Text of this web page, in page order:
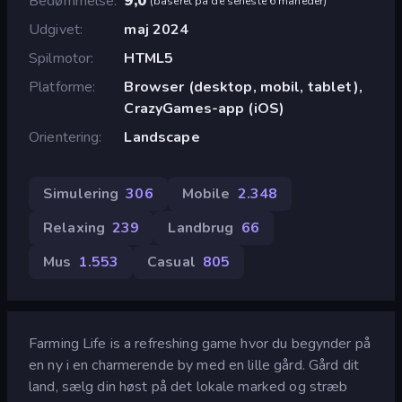
Udgivet
maj 2024
Spilmotor
HTML5
Platforme
Browser (desktop, mobil, tablet),
CrazyGames-app (iOS)
Orientering
Landscape
Simulering 306 Mobile 2.348
Relaxing 239 Landbrug 66
Mus 1.553 Casual 805
Farming Life is a refreshing game hvor du begynder på
en ny i en charmerende by med en lille gård. Gård dit
land, sælg din høst på det lokale marked og stræb